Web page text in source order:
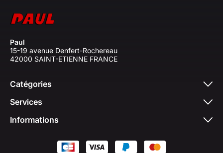
Paul
15-19 avenue Denfert-Rochereau
42000 SAINT-ETIENNE FRANCE
Catégories
Services
Informations